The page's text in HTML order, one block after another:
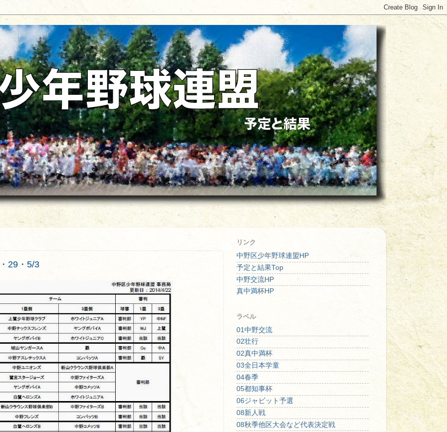
29・5/3
リンク
中野区少年野球連盟HP
予定と結果Top
中野交流HP
真中満杯HP
ラベル
01中野交流
02壮行
02真中満杯
03全日本学童
04春季
05都知事杯
06ジャビット予選
08新人戦
08秋季他区大会など代表決定戦